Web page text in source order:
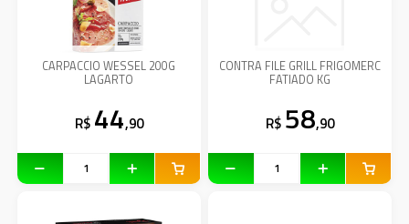
CARPACCIO WESSEL 200G
LAGARTO
R$ 44,90
CONTRA FILE GRILL FRIGOMERC
FATIADO KG
R$ 58,90